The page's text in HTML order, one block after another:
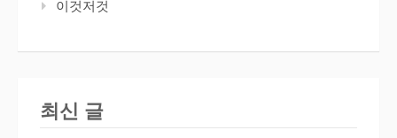
이것저것
최신 글